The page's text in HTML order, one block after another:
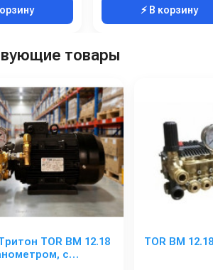
⚡ В корзину
товары
TOR ВМ 12.18
с
TOR BM